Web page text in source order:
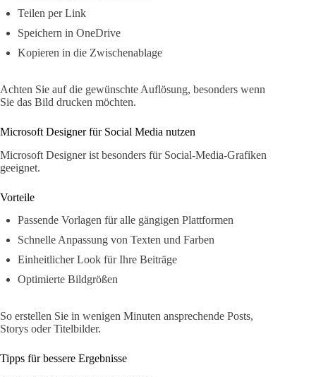
Teilen per Link
Speichern in OneDrive
Kopieren in die Zwischenablage
Achten Sie auf die gewünschte Auflösung, besonders wenn
Sie das Bild drucken möchten.
Microsoft Designer für Social Media nutzen
Microsoft Designer ist besonders für Social-Media-Grafiken
geeignet.
Vorteile
Passende Vorlagen für alle gängigen Plattformen
Schnelle Anpassung von Texten und Farben
Einheitlicher Look für Ihre Beiträge
Optimierte Bildgrößen
So erstellen Sie in wenigen Minuten ansprechende Posts,
Storys oder Titelbilder.
Tipps für bessere Ergebnisse